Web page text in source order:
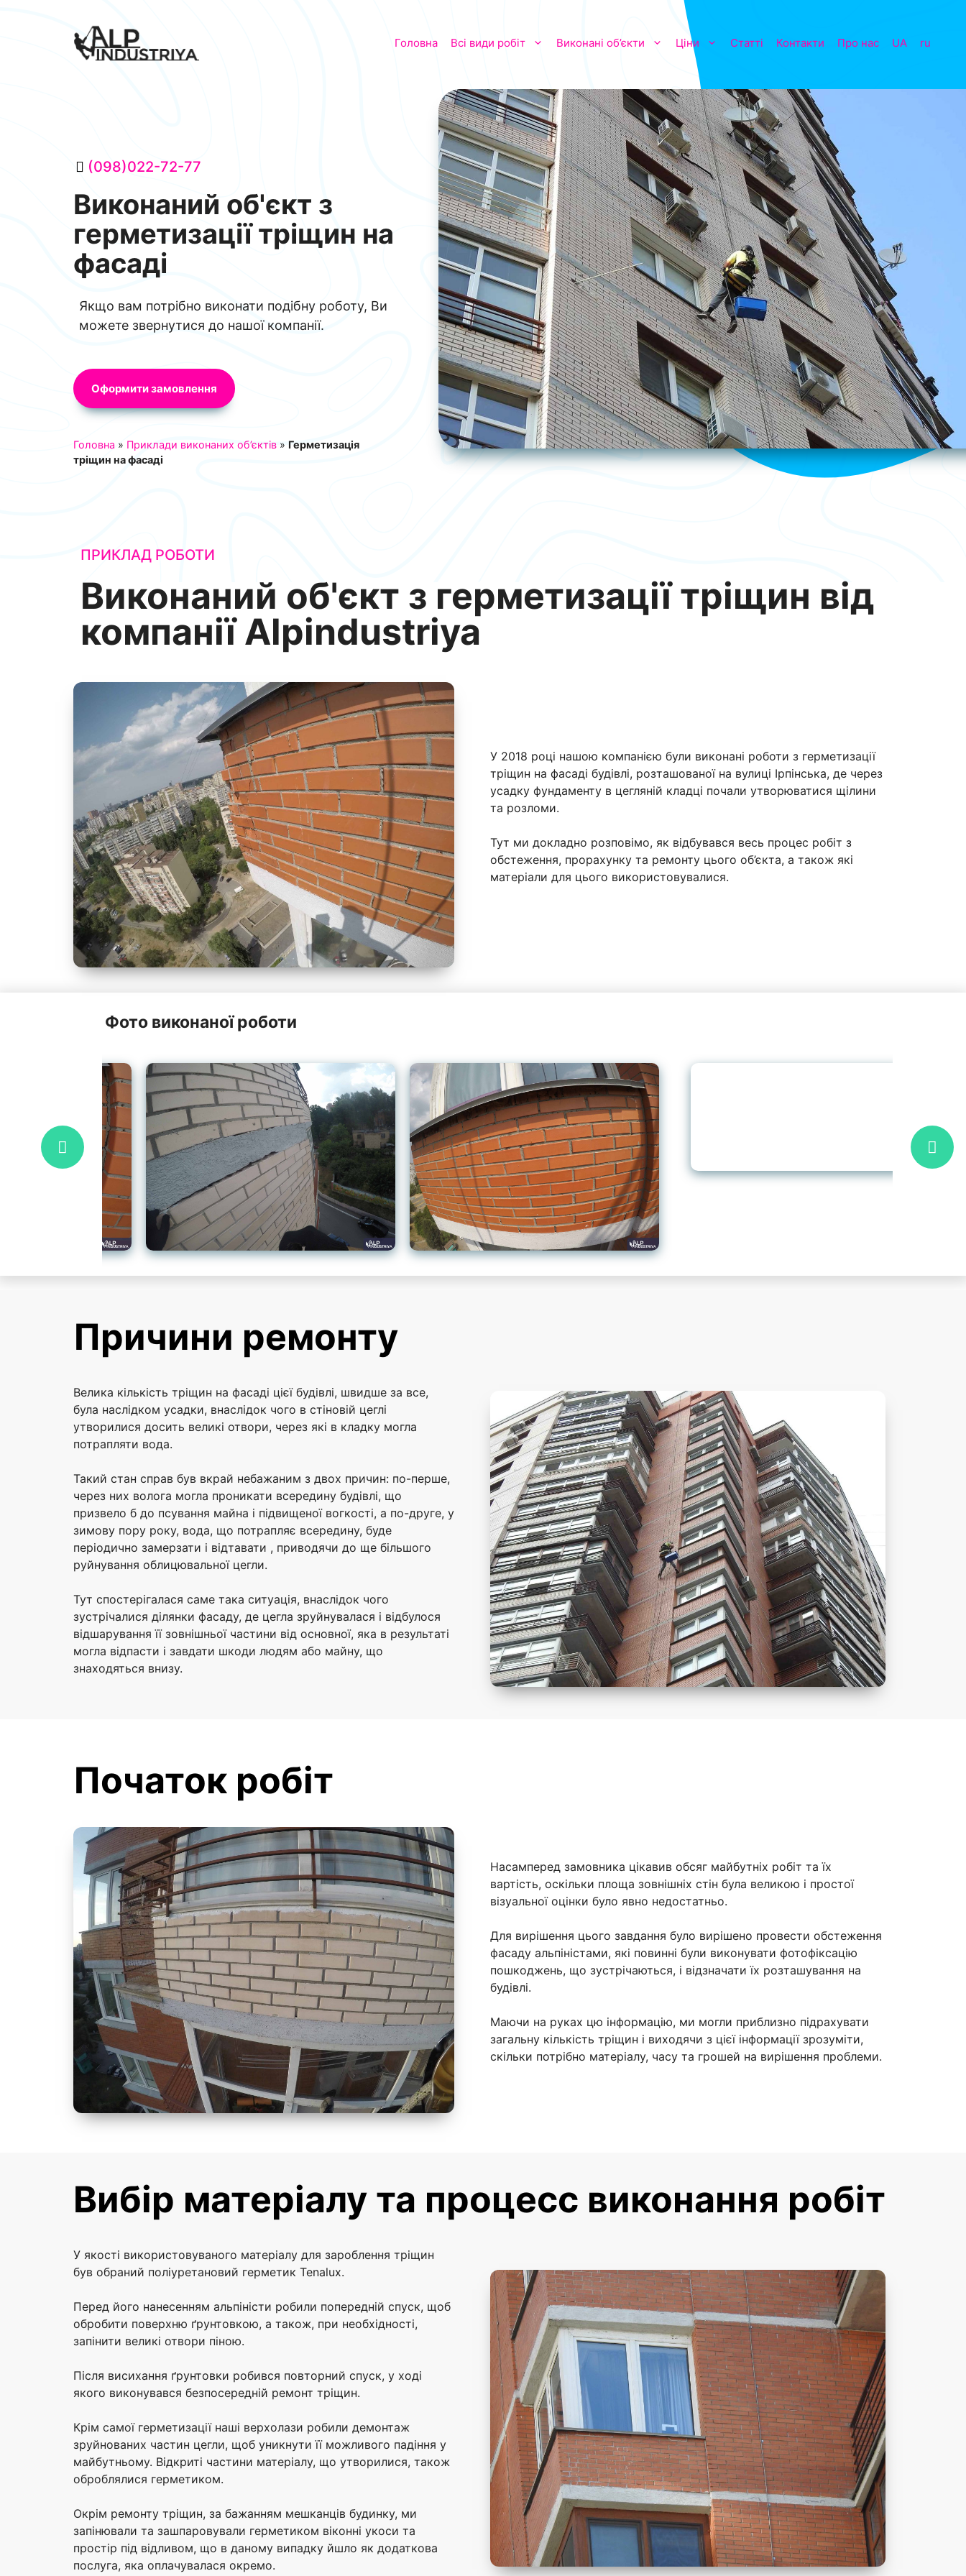
Головна Всі види робіт Виконані об’єкти Ціни Статті Контакти Про нас UA ru
(098)022-72-77
Виконаний об'єкт з
герметизації тріщин на
фасаді
Якщо вам потрібно виконати подібну роботу, Ви
можете звернутися до нашої компанії.
Оформити замовлення
Головна » Приклади виконаних об’єктів » Герметизація
тріщин на фасаді
ПРИКЛАД РОБОТИ
Виконаний об'єкт з герметизації тріщин від
компанії Alpindustriya
У 2018 році нашою компанією були виконані роботи з герметизації
тріщин на фасаді будівлі, розташованої на вулиці Ірпінська, де через
усадку фундаменту в цегляній кладці почали утворюватися щілини
та розломи.
Тут ми докладно розповімо, як відбувався весь процес робіт з
обстеження, прорахунку та ремонту цього об’єкта, а також які
матеріали для цього використовувалися.
Фото виконаної роботи
Причини ремонту
Велика кількість тріщин на фасаді цієї будівлі, швидше за все,
була наслідком усадки, внаслідок чого в стіновій цеглі
утворилися досить великі отвори, через які в кладку могла
потрапляти вода.
Такий стан справ був вкрай небажаним з двох причин: по-перше,
через них волога могла проникати всередину будівлі, що
призвело б до псування майна і підвищеної вогкості, а по-друге, у
зимову пору року, вода, що потрапляє всередину, буде
періодично замерзати і відтавати , приводячи до ще більшого
руйнування облицювальної цегли.
Тут спостерігалася саме така ситуація, внаслідок чого
зустрічалися ділянки фасаду, де цегла зруйнувалася і відбулося
відшарування її зовнішньої частини від основної, яка в результаті
могла відпасти і завдати шкоди людям або майну, що
знаходяться внизу.
Початок робіт
Насамперед замовника цікавив обсяг майбутніх робіт та їх
вартість, оскільки площа зовнішніх стін була великою і простої
візуальної оцінки було явно недостатньо.
Для вирішення цього завдання було вирішено провести обстеження
фасаду альпіністами, які повинні були виконувати фотофіксацію
пошкоджень, що зустрічаються, і відзначати їх розташування на
будівлі.
Маючи на руках цю інформацію, ми могли приблизно підрахувати
загальну кількість тріщин і виходячи з цієї інформації зрозуміти,
скільки потрібно матеріалу, часу та грошей на вирішення проблеми.
Вибір матеріалу та процесс виконання робіт
У якості використовуваного матеріалу для зароблення тріщин
був обраний поліуретановий герметик Tenalux.
Перед його нанесенням альпіністи робили попередній спуск, щоб
обробити поверхню ґрунтовкою, а також, при необхідності,
запінити великі отвори піною.
Після висихання ґрунтовки робився повторний спуск, у ході
якого виконувався безпосередній ремонт тріщин.
Крім самої герметизації наші верхолази робили демонтаж
зруйнованих частин цегли, щоб уникнути її можливого падіння у
майбутньому. Відкриті частини матеріалу, що утворилися, також
оброблялися герметиком.
Окрім ремонту тріщин, за бажанням мешканців будинку, ми
запінювали та зашпаровували герметиком віконні укоси та
простір під відливом, що в даному випадку йшло як додаткова
послуга, яка оплачувалася окремо.